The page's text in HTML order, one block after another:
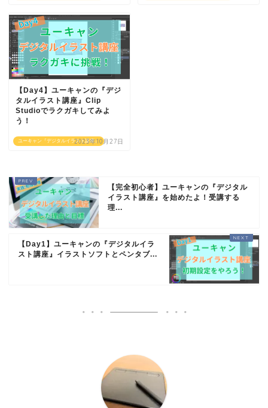
ユーキャン『デジタルイラスト講座』
【Day4】ユーキャンの『デジ
タルイラスト講座』Clip
Studioでラクガキしてみよ
う！
2023年10月27日
【完全初心者】ユーキャンの『デジタル
イラスト講座』を始めたよ！受講する
理...
【Day1】ユーキャンの『デジタルイラ
スト講座』イラストソフトとペンタブ...